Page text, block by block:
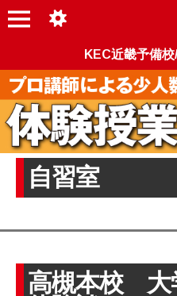
KEC近畿予備
自習室
高槻本校 大